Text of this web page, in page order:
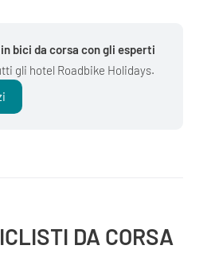
bici da corsa con gli esperti
gli hotel Roadbike Holidays.
DA CORSA